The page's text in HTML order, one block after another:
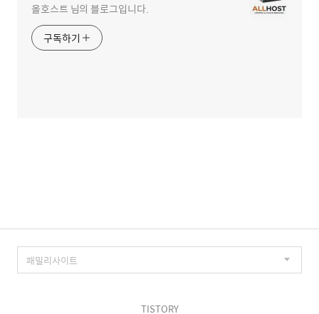
올호스트 님의 블로그입니다.
구독하기
TISTORY